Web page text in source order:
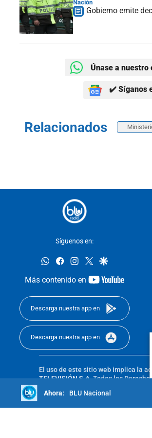
Nación
Gobierno emite
Únase a nuestro
✔️ Síganos
Relacionados
Síguenos en:
whatsappfacebookinstagram
twittergoogle
Más contenido en
youtube-
Descarga nuestra app en
Descarga nuestra app en
El uso de este sitio web implica la
TELEVISIÓN S.A.Todos los
sin autorización escrita de su
reserved 2025.BLU Nacional